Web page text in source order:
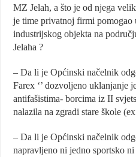
MZ Jelah, a što je od njega
je time privatnoj firmi pomogao
industrijskog objekta na
Jelaha ?
– Da li je Općinski načelnik
Farex ‘’ dozvoljeno uklanjanje
antifašistima- borcima iz II
nalazila na zgradi stare škole
– Da li je Općinski načelnik
napravljeno ni jedno sportsko